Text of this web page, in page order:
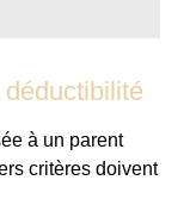
à un parent
critères doivent